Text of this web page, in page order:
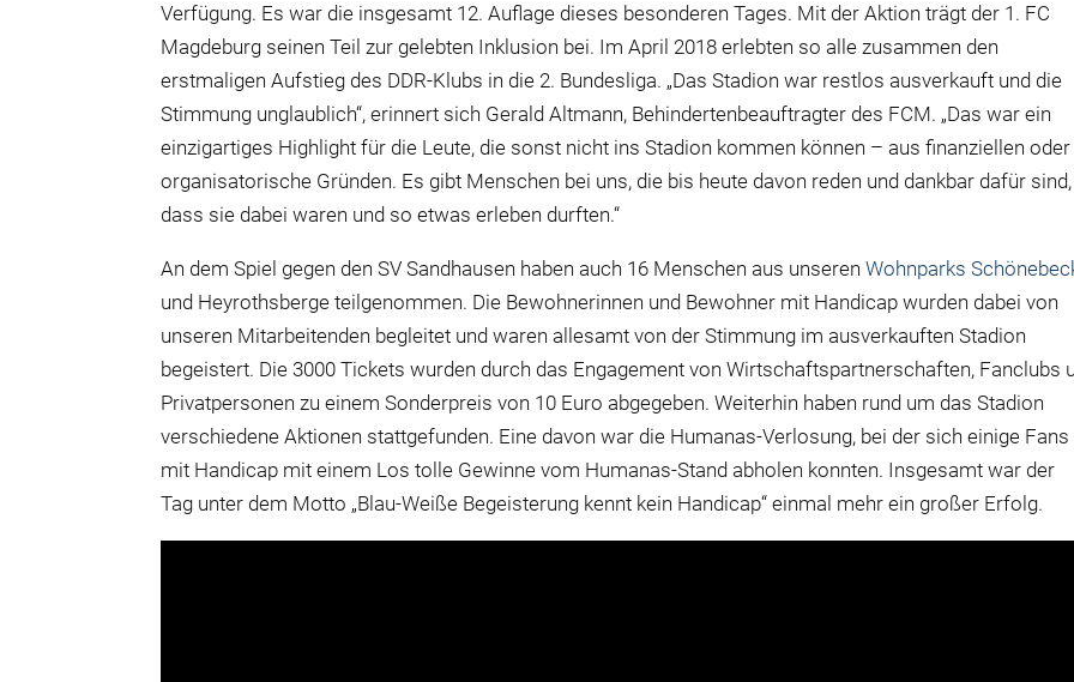
Verfügung. Es war die insgesamt 12. Auflage dieses besonderen Tages. Mit der Aktion trägt der 1. FC
Magdeburg seinen Teil zur gelebten Inklusion bei. Im April 2018 erlebten so alle zusammen den
erstmaligen Aufstieg des DDR-Klubs in die 2. Bundesliga. „Das Stadion war restlos ausverkauft und die
Stimmung unglaublich“, erinnert sich Gerald Altmann, Behindertenbeauftragter des FCM. „Das war ein
einzigartiges Highlight für die Leute, die sonst nicht ins Stadion kommen können – aus finanziellen oder
organisatorische Gründen. Es gibt Menschen bei uns, die bis heute davon reden und dankbar dafür sind,
dass sie dabei waren und so etwas erleben durften.“
An dem Spiel gegen den SV Sandhausen haben auch 16 Menschen aus unserenWohnparks
und Heyrothsberge teilgenommen. Die Bewohnerinnen und Bewohner mit Handicap wurden dabei von
unseren Mitarbeitenden begleitet und waren allesamt von der Stimmung im ausverkauften Stadion
begeistert. Die 3000 Tickets wurden durch das Engagement von Wirtschaftspartnerschaften, Fanclubs
Privatpersonen zu einem Sonderpreis von 10 Euro abgegeben. Weiterhin haben rund um das Stadion
verschiedene Aktionen stattgefunden. Eine davon war die Humanas-Verlosung, bei der sich einige Fans
mit Handicap mit einem Los tolle Gewinne vom Humanas-Stand abholen konnten. Insgesamt war der
Tag unter dem Motto „Blau-Weiße Begeisterung kennt kein Handicap“ einmal mehr ein großer Erfolg.